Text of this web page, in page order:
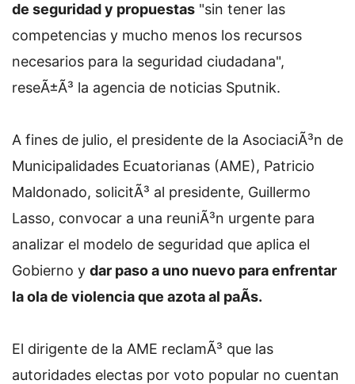
de seguridad y propuestas "sin tener las
competencias y mucho menos los recursos
necesarios para la seguridad ciudadana",
reseÃ±Ã³ la agencia de noticias Sputnik.
A fines de julio, el presidente de la AsociaciÃ³n de
Municipalidades Ecuatorianas (AME), Patricio
Maldonado, solicitÃ³ al presidente, Guillermo
Lasso, convocar a una reuniÃ³n urgente para
analizar el modelo de seguridad que aplica el
Gobierno y dar paso a uno nuevo para enfrentar
la ola de violencia que azota al paÃ­s.
El dirigente de la AME reclamÃ³ que las
autoridades electas por voto popular no cuentan